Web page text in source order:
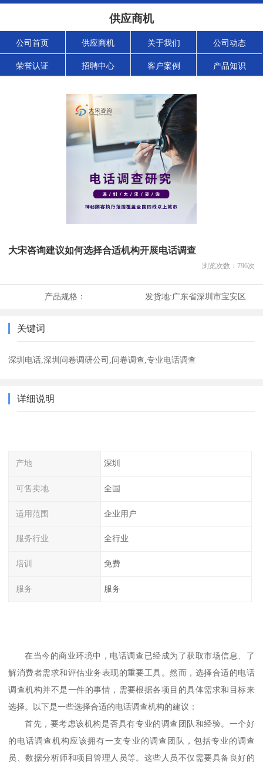
供应商机
公司首页 供应商机 关于我们 公司动态
荣誉认证 招聘中心 客户案例 产品知识
大宋咨询建议如何选择合适机构开展电话调查
浏览次数： 796次
产品规格： 发货地:广东省深圳市宝安区
关键词
深圳电话,深圳问卷调研公司,问卷调查,专业电话调查
详细说明
产地 深圳
可售卖地 全国
适用范围 企业用户
服务行业 全行业
培训 免费
服务 服务
在当今的商业环境中，电话调查已经成为了获取市场信息、了
解消费者需求和评估业务表现的重要工具。然而，选择合适的电话
调查机构并不是一件的事情，需要根据各项目的具体需求和目标来
选择。以下是一些选择合适的电话调查机构的建议：
首先，要考虑该机构是否具有专业的调查团队和经验。一个好
的电话调查机构应该拥有一支专业的调查团队，包括专业的调查
员、数据分析师和项目管理人员等。这些人员不仅需要具备良好的